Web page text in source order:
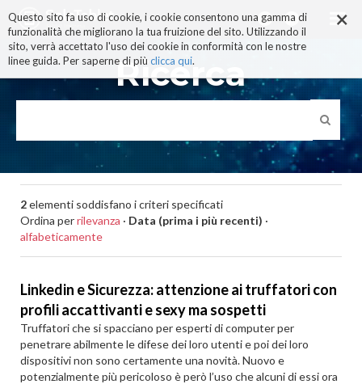
×
Questo sito fa uso di cookie, i cookie consentono una gamma di
funzionalità che migliorano la tua fruizione del sito. Utilizzando il
sito, verrà accettato l'uso dei cookie in conformità con le nostre
linee guida. Per saperne di più clicca qui.
ai
contenuti.
|
alla
navigazione
Ricerca
2elementi soddisfano i criteri specificati
Ordina perrilevanza · Data (prima i più recenti) ·
alfabeticamente
Linkedin e Sicurezza: attenzione ai truffatori con
profili accattivanti e sexy ma sospetti
Truffatori che si spacciano per esperti di computer per
penetrare abilmente le difese dei loro utenti e poi dei loro
dispositivi non sono certamente una novità. Nuovo e
potenzialmente più pericoloso è però l’uso che alcuni di essi ora